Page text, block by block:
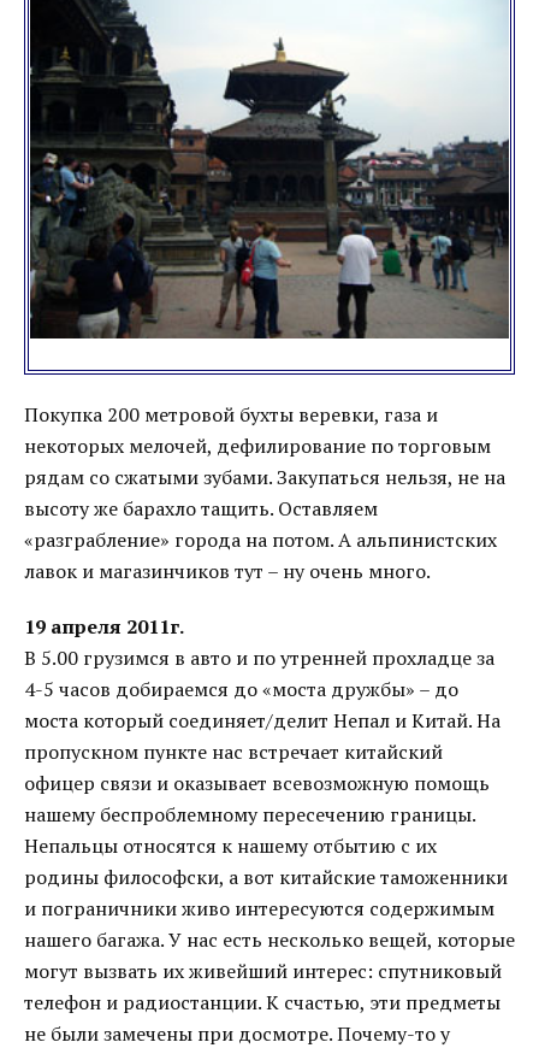
Покупка 200 метровой бухты веревки, газа и
некоторых мелочей, дефилирование по торговым
рядам со сжатыми зубами. Закупаться нельзя, не на
высоту же барахло тащить. Оставляем
«разграбление» города на потом. А альпинистских
лавок и магазинчиков тут – ну очень много.
19 апреля 2011г.
В 5.00 грузимся в авто и по утренней прохладце за
4-5 часов добираемся до «моста дружбы» – до
моста который соединяет/делит Непал и Китай. На
пропускном пункте нас встречает китайский
офицер связи и оказывает всевозможную помощь
нашему беспроблемному пересечению границы.
Непальцы относятся к нашему отбытию с их
родины философски, а вот китайские таможенники
и пограничники живо интересуются содержимым
нашего багажа. У нас есть несколько вещей, которые
могут вызвать их живейший интерес: спутниковый
телефон и радиостанции. К счастью, эти предметы
не были замечены при досмотре. Почему-то у